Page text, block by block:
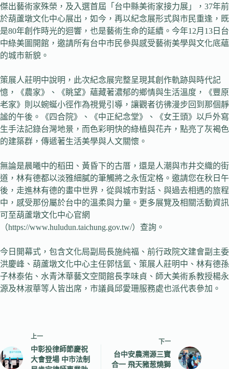
傑出藝術家殊榮，及入選首屆「台中縣美術家接力展」，37年前
於葫蘆墩文化中心展出，如今，再以紀念展形式與市民重逢，既
是80年創作時光的迴響，也是藝術生命的延續。今年12月13日台
中綠美圖開館，邀請所有台中市民參與感受藝術美學與文化底蘊
的城市新貌。
策展人莊明中說明，此次紀念展完整呈現其創作軌跡與時代記
憶，《農家》、《眺望》蘊藏著濃郁的鄉情與生活溫度，《豐原
老家》則以蜿蜒小徑作為視覺引導，讓觀者彷彿漫步回到那個靜
謐的午後。《四合院》、《中正紀念堂》、《女王頭》以戶外寫
生手法記錄台灣地景，而色彩明快的綠植與花卉，點亮了灰褐色
的建築群，傳遞著生活美學與人文關懷。
無論是晨曦中的稻田、黃昏下的古厝，還是人潮與市井交織的街
道，林有德都以淡雅細膩的筆觸將之永恆定格。邀請您在秋日午
後，走進林有德的畫中世界，從與城市對話、與過去相遇的旅程
中，感受那份屬於台中的溫柔與力量。更多展覽及相關活動資訊
可至葫蘆墩文化中心官網
（https://www.huludun.taichung.gov.tw/）查詢。
今日開幕式，包含文化局副局長施純福、前行政院文建會副主委
洪慶峰、葫蘆墩文化中心主任郭恬氳、策展人莊明中、林有德孫
子林泰佑、水青沐華藝文空間館長李味貞、師大美術系教授楊永
源及林淑華等人皆出席，市議員邱愛珊服務處也派代表參加。
上一
中彰投律師節慶祝
大會登場 中市法制
下一
台中安農溯源三寶
合一 飛天豬葱燒獅